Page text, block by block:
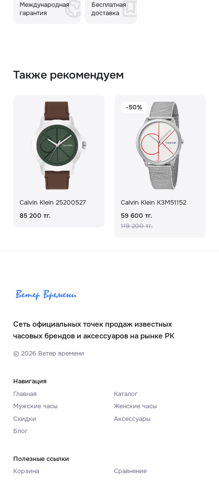
Международная
гарантия
Бесплатная
доставка
Также рекомендуем
Calvin Klein 25200527
85 200 тг.
-50%
Calvin Klein K3M51152
59 600 тг.
119 200 тг.
Сеть официальных точек продаж известных
часовых брендов и аксессуаров на рынке РК
© 2026Ветер времени
Навигация
Главная
Каталог
Мужские часы
Женские часы
Скидки
Аксессуары
Блог
Полезные ссылки
Корзина
Сравнение